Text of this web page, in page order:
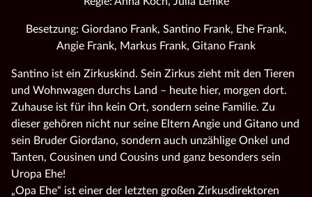
Besetzung: Giordano Frank, Santino Frank, Ehe Frank,
Angie Frank, Markus Frank, Gitano Frank
Santino ist ein Zirkuskind. Sein Zirkus zieht mit den Tieren
und Wohnwagen durchs Land – heute hier, morgen dort.
Zuhause ist für ihn kein Ort, sondern seine Familie. Zu
dieser gehören nicht nur seine Eltern Angie und Gitano und
sein Bruder Giordano, sondern auch unzählige Onkel und
Tanten, Cousinen und Cousins und ganz besonders sein
Uropa Ehe!
„Opa Ehe“ ist einer der letzten großen Zirkusdirektoren